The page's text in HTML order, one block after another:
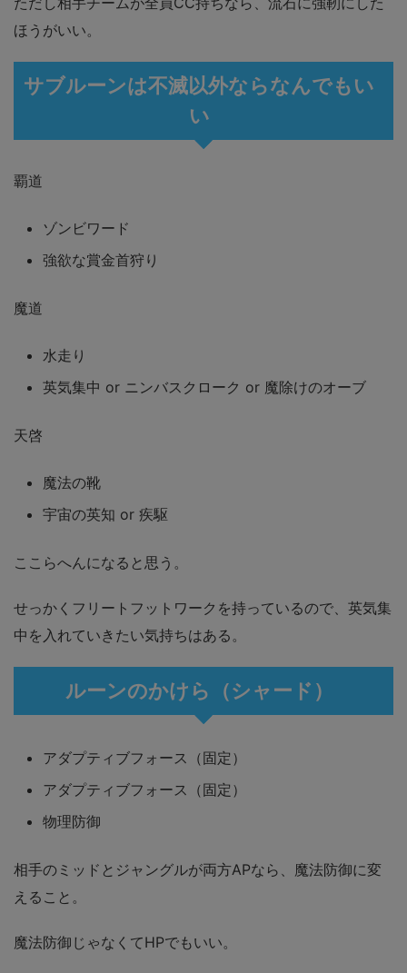
ほうがいい。
サブルーンは不滅以外ならなんでもい
い
覇道
ゾンビワード
強欲な賞金首狩り
魔道
水走り
英気集中 or ニンバスクローク or 魔除けのオーブ
天啓
魔法の靴
宇宙の英知 or 疾駆
ここらへんになると思う。
せっかくフリートフットワークを持っているので、英気集
中を入れていきたい気持ちはある。
ルーンのかけら（シャード）
アダプティブフォース（固定）
アダプティブフォース（固定）
物理防御
相手のミッドとジャングルが両方APなら、魔法防御に変
えること。
魔法防御じゃなくてHPでもいい。